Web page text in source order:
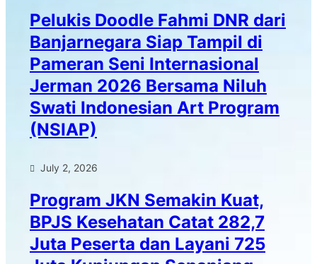
Pelukis Doodle Fahmi DNR dari
Banjarnegara Siap Tampil di
Pameran Seni Internasional
Jerman 2026 Bersama Niluh
Swati Indonesian Art Program
(NSIAP)
July 2, 2026
Program JKN Semakin Kuat,
BPJS Kesehatan Catat 282,7
Juta Peserta dan Layani 725